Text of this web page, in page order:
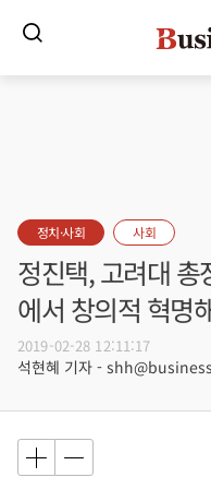
정치·사회 사회
정진택, 고려대
에서 창의적 혁명
2019-02-28 12:11:17
석현혜 기자 -